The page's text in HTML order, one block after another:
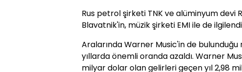
Rus petrol şirketi TNK ve alüminyum devi
Blavatnik'in, müzik şirketi EMI ile de
Aralarında Warner Music'in de
yıllarda önemli oranda azaldı. Warner
milyar dolar olan gelirleri geçen yıl 2,98